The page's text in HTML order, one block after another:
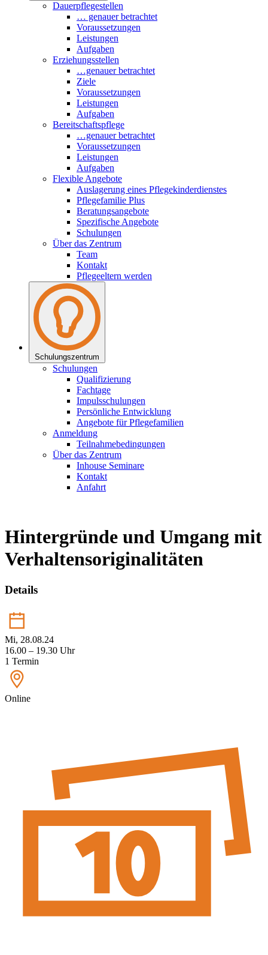
Dauerpflegestellen
… genauer betrachtet
Voraussetzungen
Leistungen
Aufgaben
Erziehungsstellen
…genauer betrachtet
Ziele
Voraussetzungen
Leistungen
Aufgaben
Bereitschaftspflege
…genauer betrachtet
Voraussetzungen
Leistungen
Aufgaben
Flexible Angebote
Auslagerung eines Pflegekinderdienstes
Pflegefamilie Plus
Beratungsangebote
Spezifische Angebote
Schulungen
Über das Zentrum
Team
Kontakt
Pflegeeltern werden
Schulungs­zentrum
Schulungen
Qualifizierung
Fachtage
Impulsschulungen
Persönliche Entwicklung
Angebote für Pflegefamilien
Anmeldung
Teilnahmebedingungen
Über das Zentrum
Inhouse Seminare
Kontakt
Anfahrt
Hintergründe und Umgang mit
Verhaltensoriginalitäten
Details
Mi, 28.08.24
16.00 – 19.30 Uhr
1 Termin
Online